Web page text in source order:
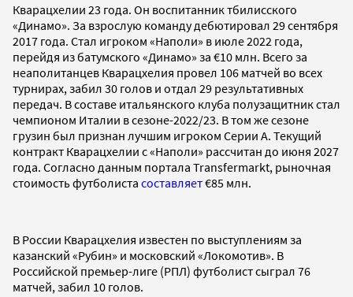
Кварацхелии 23 года. Он воспитанник тбилисского
«Динамо». За взрослую команду дебютировал 29 сентября
2017 года. Стал игроком «Наполи» в июле 2022 года,
перейдя из батумского «Динамо» за €10 млн. Всего за
неаполитанцев Кварацхелия провел 106 матчей во всех
турнирах, забил 30 голов и отдал 29 результативных
передач. В составе итальянского клуба полузащитник стал
чемпионом Италии в сезоне-2022/23. В том же сезоне
грузин был признан лучшим игроком Серии А. Текущий
контракт Кварацхелии с «Наполи» рассчитан до июня 2027
года. Согласно данным портала Transfermarkt, рыночная
стоимость футболиста составляет€85 млн.
В России Кварацхелия известен по выступлениям за
казанский «Рубин» и московский «Локомотив». В
Российской премьер-лиге (РПЛ) футболист сыграл 76
матчей, забил 10 голов.